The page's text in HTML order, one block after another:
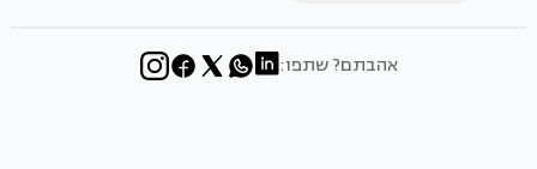
אהבתם? שתפו: